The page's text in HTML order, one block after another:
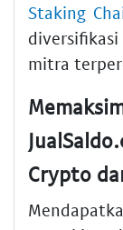
Staking
mitra
Crypto